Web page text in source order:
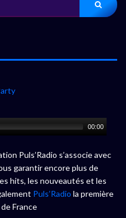
00:00
Puls’Radio s’associe avec
garantir encore plus de
hits, les nouveautés et les
Puls’Radio la première
France